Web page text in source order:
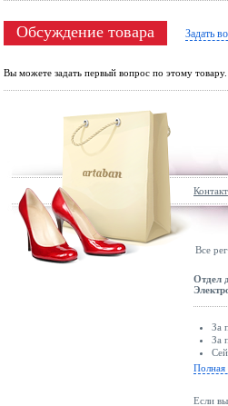
Обсуждение товара Задать
Вы можете задать первый вопрос по этому товару.
Все
Отдел
За
За
Полная
Если